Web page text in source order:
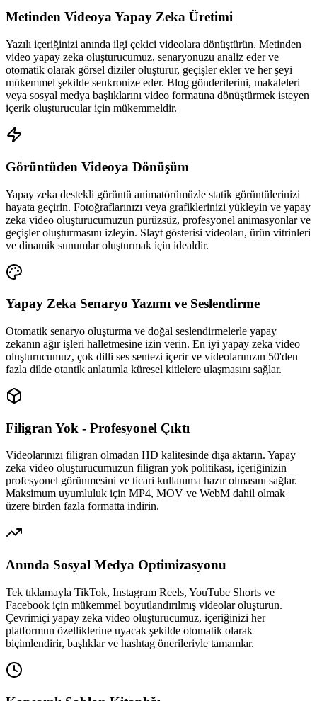
Metinden Videoya Yapay Zeka Üretimi
Yazılı içeriğinizi anında ilgi çekici videolara dönüştürün. Metinden
video yapay zeka oluşturucumuz, senaryonuzu analiz eder ve
otomatik olarak görsel diziler oluşturur, geçişler ekler ve her şeyi
mükemmel şekilde senkronize eder. Blog gönderilerini, makaleleri
veya sosyal medya başlıklarını video formatına dönüştürmek isteyen
içerik oluşturucular için mükemmeldir.
Görüntüden Videoya Dönüşüm
Yapay zeka destekli görüntü animatörümüzle statik görüntülerinizi
hayata geçirin. Fotoğraflarınızı veya grafiklerinizi yükleyin ve yapay
zeka video oluşturucumuzun pürüzsüz, profesyonel animasyonlar ve
geçişler oluşturmasını izleyin. Slayt gösterisi videoları, ürün vitrinleri
ve dinamik sunumlar oluşturmak için idealdir.
Yapay Zeka Senaryo Yazımı ve Seslendirme
Otomatik senaryo oluşturma ve doğal seslendirmelerle yapay
zekanın ağır işleri halletmesine izin verin. En iyi yapay zeka video
oluşturucumuz, çok dilli ses sentezi içerir ve videolarınızın 50'den
fazla dilde otantik anlatımla küresel kitlelere ulaşmasını sağlar.
Filigran Yok - Profesyonel Çıktı
Videolarınızı filigran olmadan HD kalitesinde dışa aktarın. Yapay
zeka video oluşturucumuzun filigran yok politikası, içeriğinizin
profesyonel görünmesini ve ticari kullanıma hazır olmasını sağlar.
Maksimum uyumluluk için MP4, MOV ve WebM dahil olmak
üzere birden fazla formatta indirin.
Anında Sosyal Medya Optimizasyonu
Tek tıklamayla TikTok, Instagram Reels, YouTube Shorts ve
Facebook için mükemmel boyutlandırılmış videolar oluşturun.
Çevrimiçi yapay zeka video oluşturucumuz, içeriğinizi her
platformun özelliklerine uyacak şekilde otomatik olarak
biçimlendirir, başlıklar ve hashtag önerileriyle tamamlar.